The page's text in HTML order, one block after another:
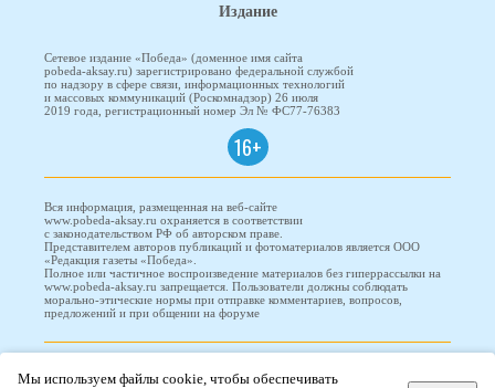
Издание
Сетевое издание «Победа» (доменное имя сайта
pobeda-aksay.ru) зарегистрировано федеральной службой
по надзору в сфере связи, информационных технологий
и массовых коммуникаций (Роскомнадзор) 26 июля
2019 года, регистрационный номер Эл № ФС77-76383
16+
Вся информация, размещенная на веб-сайте
www.pobeda-aksay.ru охраняется в соответствии
с законодательством РФ об авторском праве.
Представителем авторов публикаций и фотоматериалов является ООО
«Редакция газеты «Победа».
Полное или частичное воспроизведение материалов без гиперрассылки на
www.pobeda-aksay.ru запрещается. Пользователи должны соблюдать
морально-этические нормы при отправке комментариев, вопросов,
предложений и при общении на форуме
Мы используем файлы cookie, чтобы обеспечивать